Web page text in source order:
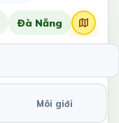
Đà Nẵng
Môi giới